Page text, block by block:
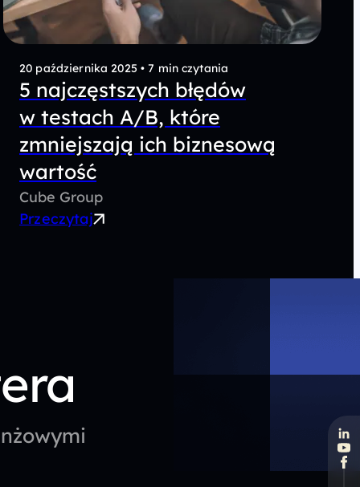
20 października 2025 • 7 min czytania
5 najczęstszych błędów
w testach A/B, które
zmniejszają ich biznesową
wartość
Cube Group
Przeczytaj